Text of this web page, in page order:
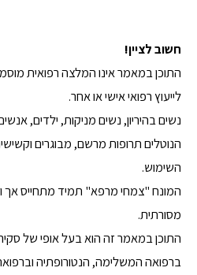
חשוב לציין!
התוכן במאמר אינו המלצה רפואית
לייעוץ רפואי אישי או אחר.
נשים בהיריון, נשים מניקות, ילדים,
הנוטלים תרופות מרשם, מבוגרים
השימוש.
המונח "צמחי מרפא" תמיד מתחייס אך
מסורתית.
התוכן במאמר זה הוא בעל אופי של
ברפואה המשלימה, הנטורופתיה